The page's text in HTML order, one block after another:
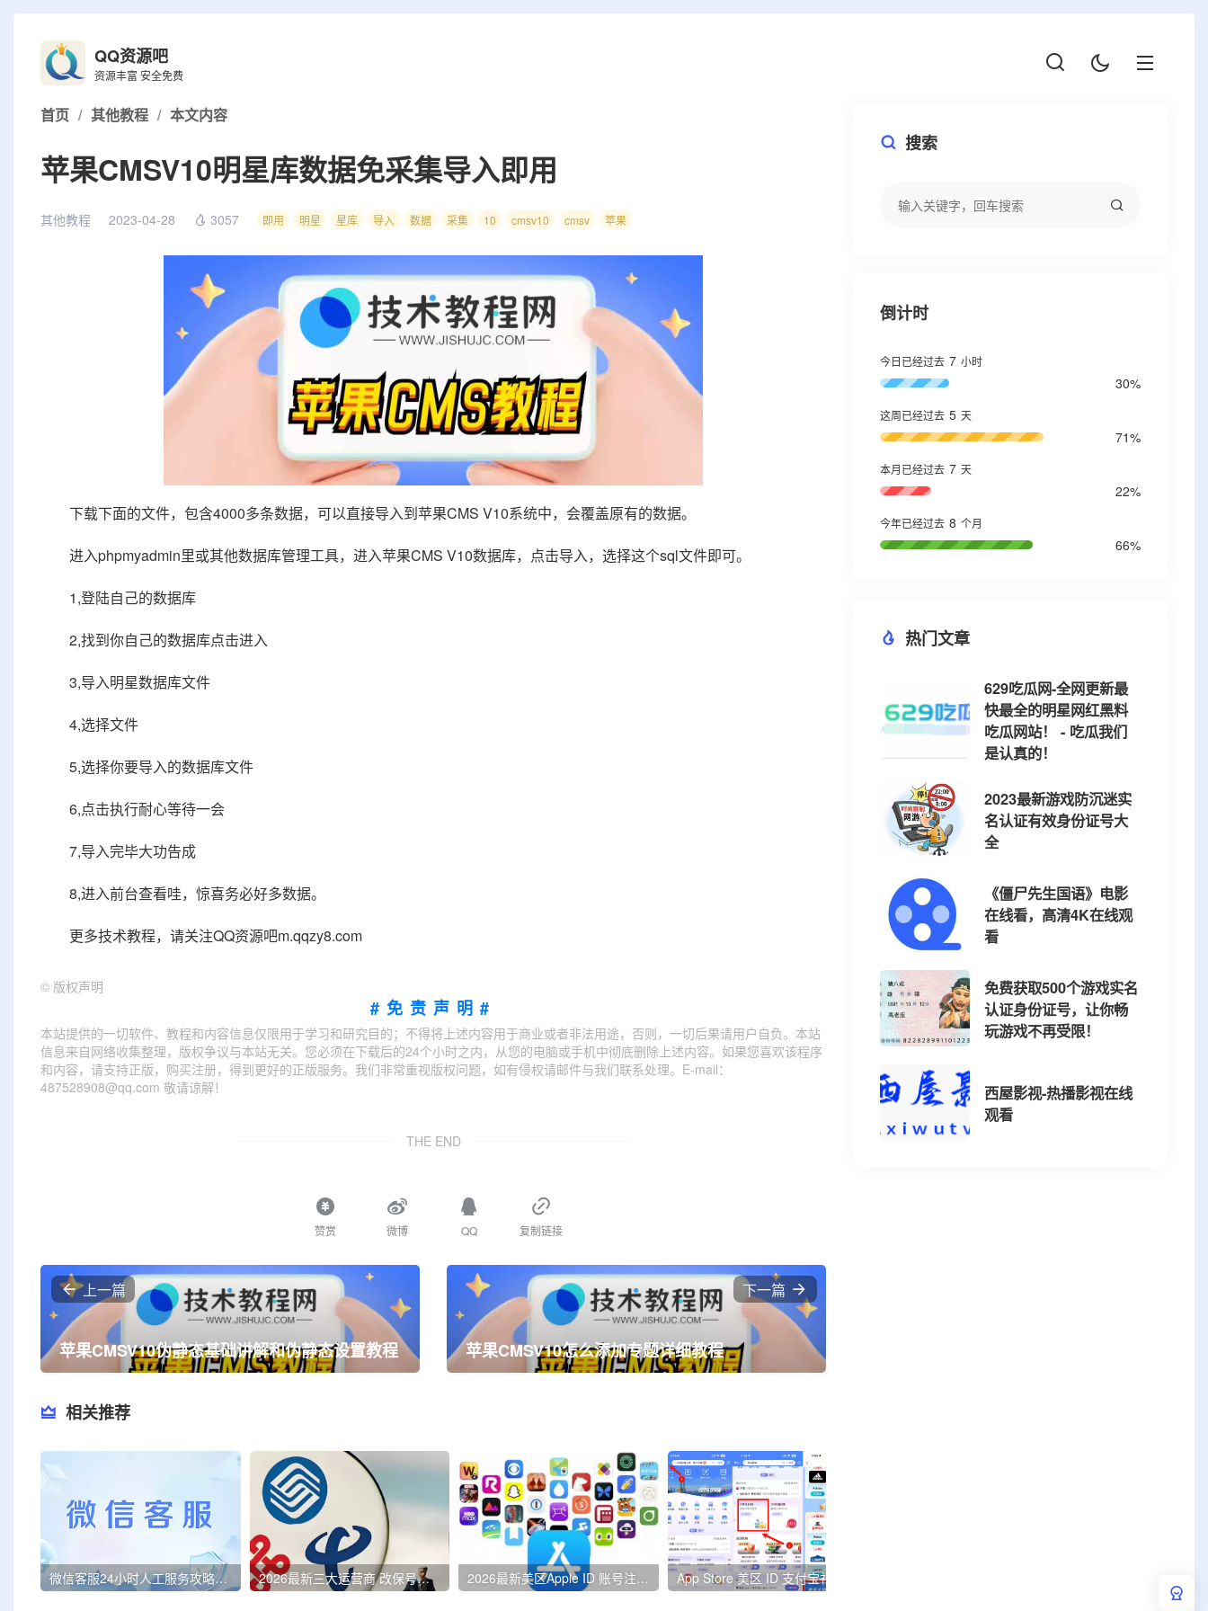
QQ资源吧
资源丰富 安全免费
首页 / 其他教程 / 本文内容
苹果CMSV10明星库数据免采集导入即用
其他教程 2023-04-28 3057 即用 明星 星库 导入 数据 采集 10 cmsv10 cmsv 苹果
下载下面的文件，包含4000多条数据，可以直接导入到苹果CMS V10系统中，会覆盖原有的数据。
进入phpmyadmin里或其他数据库管理工具，进入苹果CMS V10数据库，点击导入，选择这个sql文件即可。
1,登陆自己的数据库
2,找到你自己的数据库点击进入
3,导入明星数据库文件
4,选择文件
5,选择你要导入的数据库文件
6,点击执行耐心等待一会
7,导入完毕大功告成
8,进入前台查看哇，惊喜务必好多数据。
更多技术教程，请关注QQ资源吧m.qqzy8.com
© 版权声明
#免责声明#
本站提供的一切软件、教程和内容信息仅限用于学习和研究目的；不得将上述内容用于商业或者非法用途，否则，一切后果请用户自负。本站
信息来自网络收集整理，版权争议与本站无关。您必须在下载后的24个小时之内，从您的电脑或手机中彻底删除上述内容。如果您喜欢该程序
和内容，请支持正版，购买注册，得到更好的正版服务。我们非常重视版权问题，如有侵权请邮件与我们联系处理。E-mail：
487528908@qq.com 敬请谅解！
THE END
赞赏 微博 QQ 复制链接
上一篇
苹果CMSV10伪静态基础讲解和伪静态设置教程
下一篇
苹果CMSV10怎么添加专题详细教程
相关推荐
微信客服24小时人工服务攻略！亲测3分钟内接通，速存备用！ 2026最新三大运营商 改保号套餐攻略教程 2026最新美区Apple ID 账号注册教程方法
搜索
倒计时
今日已经过去 7 小时
30%
这周已经过去 5 天
71%
本月已经过去 7 天
22%
今年已经过去 8 个月
66%
热门文章
629吃瓜网-全网更新最
快最全的明星网红黑料
吃瓜网站！ - 吃瓜我们
是认真的！
2023最新游戏防沉迷实
名认证有效身份证号大
全
《僵尸先生国语》电影
在线看，高清4K在线观
看
免费获取500个游戏实名
认证身份证号，让你畅
玩游戏不再受限！
西屋影视-热播影视在线
观看